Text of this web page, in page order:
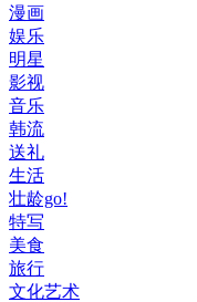
漫画
娱乐
明星
影视
音乐
韩流
送礼
生活
壮龄go!
特写
美食
旅行
文化艺术